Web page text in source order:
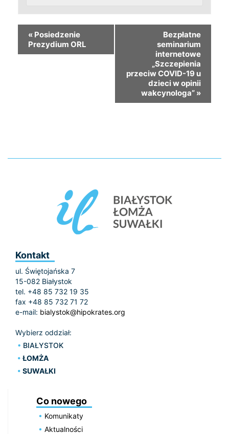
« Posiedzenie
Prezydium ORL
Bezpłatne
seminarium
internetowe
„Szczepienia
przeciw COVID-19 u
dzieci w opinii
wakcynologa” »
Kontakt
ul. Świętojańska 7
15-082 Białystok
tel. +48 85 732 19 35
fax +48 85 732 71 72
e-mail: bialystok@hipokrates.org
Wybierz oddział:
BIAŁYSTOK
ŁOMŻA
SUWAŁKI
Co nowego
Komunikaty
Aktualności